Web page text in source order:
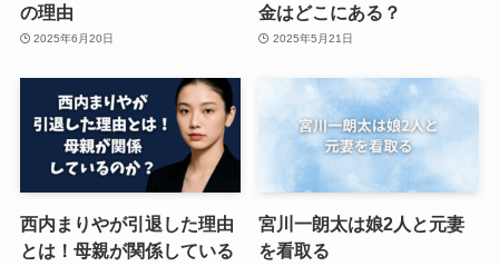
の理由
2025年6月20日
金はどこにある？
2025年5月21日
西内まりやが引退した理由
とは！母親が関係している
宮川一朗太は娘2人と元妻
を看取る